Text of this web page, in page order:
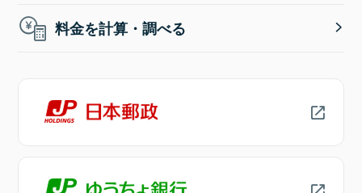
料金を計算・調べる